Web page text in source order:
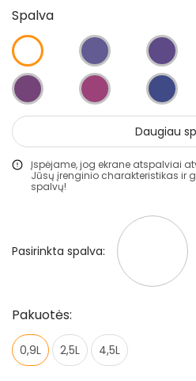
Darbo priemonės
Teptukai
Apsauginės juostelės
Voleliai
Pristatymo
Spalva
Daugiau
Įspėjame, jog ekrane atspalviai
Jūsų įrenginio charakteristikas ir
spalvų!
Pasirinkta spalva:
Pakuotės:
0,9L 2,5L 4,5L